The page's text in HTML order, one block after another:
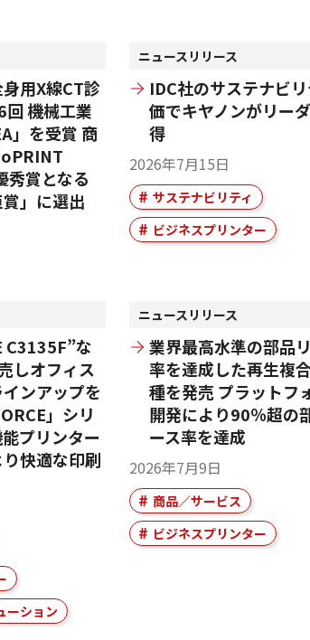
用X線CT診
機械工業
」を受賞 商
秀賞となる
賞」に選出
ニュースリリース
IDC社のサステナビ
価でキヤノンがリー
得
2026年7月15日
サステナビリティ
ビジネスプリンター
C3135F”な
しオフィス
ンアップを
」シリ
プリンター
快適な印刷
ーション
ニュースリリース
業界最高水準の部品
率を達成した再生複
種を発売 プラットフ
開発により90％超の
ース率を達成
2026年7月9日
商品／サービス
ビジネスプリンター